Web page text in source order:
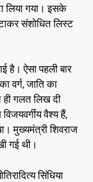
लिया गया। इसके
संशोधित लिस्ट
है। ऐसा पहली बार
वर्ग, जाति का
गलत लिख दी
वैश्य हैं,
मुख्यमंत्री शिवराज
गई थी।
सिंधिया